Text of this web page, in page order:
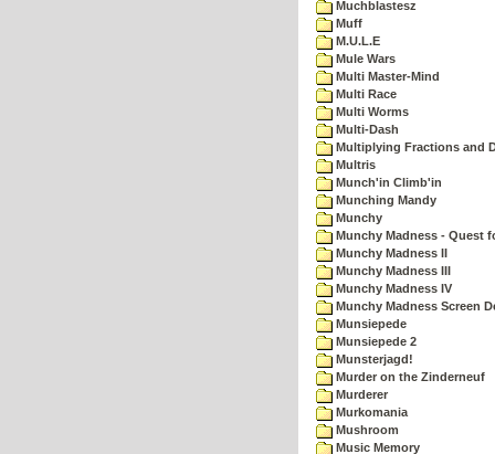
Muchblastesz
Muff
M.U.L.E
Mule Wars
Multi Master-Mind
Multi Race
Multi Worms
Multi-Dash
Multiplying Fractions and
Multris
Munch'in Climb'in
Munching Mandy
Munchy
Munchy Madness - Quest
Munchy Madness II
Munchy Madness III
Munchy Madness IV
Munchy Madness Screen
Munsiepede
Munsiepede 2
Munsterjagd!
Murder on the Zinderneuf
Murderer
Murkomania
Mushroom
Music Memory